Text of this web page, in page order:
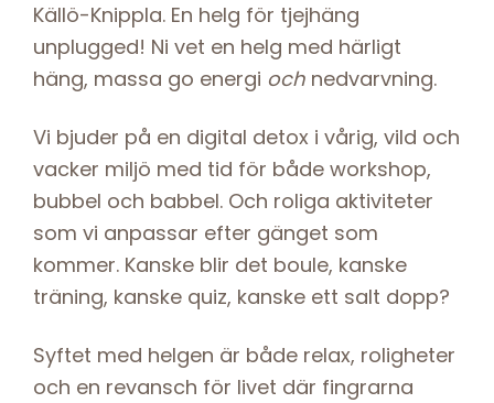
Källö-Knippla. En helg för tjejhäng
unplugged! Ni vet en helg med härligt
häng, massa go energi och nedvarvning.
Vi bjuder på en digital detox i vårig, vild och
vacker miljö med tid för både workshop,
bubbel och babbel. Och roliga aktiviteter
som vi anpassar efter gänget som
kommer. Kanske blir det boule, kanske
träning, kanske quiz, kanske ett salt dopp?
Syftet med helgen är både relax, roligheter
och en revansch för livet där fingrarna